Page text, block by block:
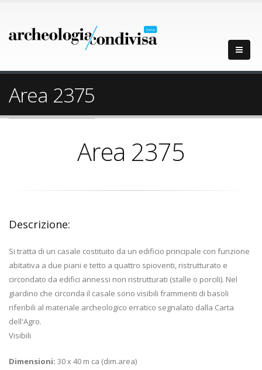
Area 2375
Area 2375
Descrizione:
Si tratta di un casale costituito da un edificio principale con funzione
abitativa a due piani e tetto a quattro spioventi, ristrutturato e
circondato da edifici annessi non ristrutturati (stalle o porcili). Nel
giardino che circonda il casale sono visibili frammenti di basoli
riferibili al materiale archeologico erratico segnalato dalla Carta
dell'Agro.
Visibili
Dimensioni: 30 x 40 m ca (dim.area)